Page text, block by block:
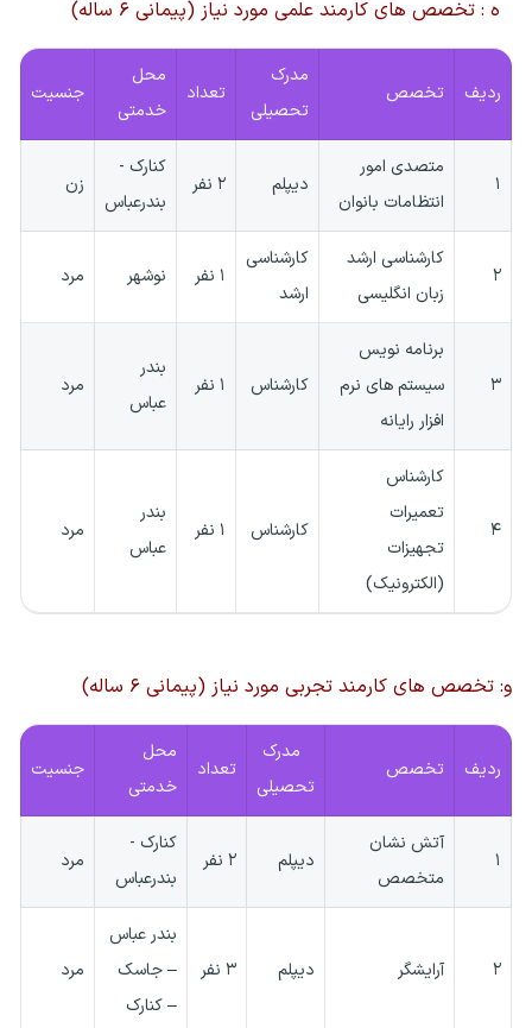
ه : تخصص های کارمند علمی مورد نیاز (پیمانی ۶ ساله)
ردیف تخصص
مدرک
تحصیلی
تعداد
محل
خدمتی
جنسیت
۱
متصدی امور
انتظامات بانوان
دیپلم ۲ نفر
کنارک -
بندرعباس
زن
۲
کارشناسی ارشد
زبان انگلیسی
کارشناسی
ارشد
۱ نفر نوشهر مرد
۳
برنامه نویس
سیستم های نرم
افزار رایانه
کارشناس ۱ نفر
بندر
عباس
مرد
۴
کارشناس
تعمیرات
تجهیزات
(الکترونیک)
کارشناس ۱ نفر
بندر
عباس
مرد
و: تخصص های کارمند تجربی مورد نیاز (پیمانی ۶ ساله)
ردیف تخصص
مدرک
تحصیلی
تعداد
محل
خدمتی
جنسیت
۱
آتش نشان
متخصص
دیپلم ۲ نفر
کنارک -
بندرعباس
مرد
۲ آرایشگر دیپلم ۳ نفر
بندر عباس
– جاسک
– کنارک
مرد